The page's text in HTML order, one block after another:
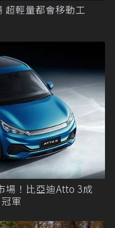
超輕量都會移動工
場！比亞迪Atto 3成
軍